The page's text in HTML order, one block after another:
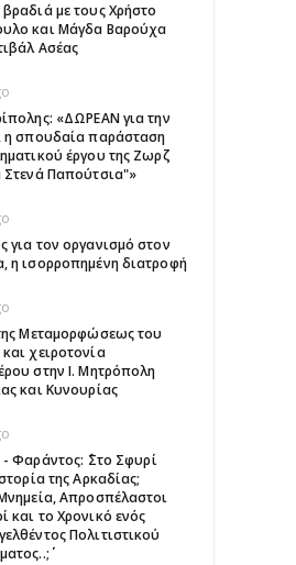
με τους Χρήστο
και Μάγδα Βαρούχα
Ασέας
«ΔΩΡΕΑΝ για την
η σπουδαία παράσταση
έργου της Ζωρζ
Στενά Παπούτσια"»
για τον οργανισμό στον
η ισορροπημένη διατροφή
Μεταμορφώσεως του
χειροτονία
στην Ι. Μητρόπολη
και Κυνουρίας
Φαράντος: ΄΄Στο Σφυρί
της Αρκαδίας;
Απροσπέλαστοι
και το Χρονικό ενός
Πολιτιστικού